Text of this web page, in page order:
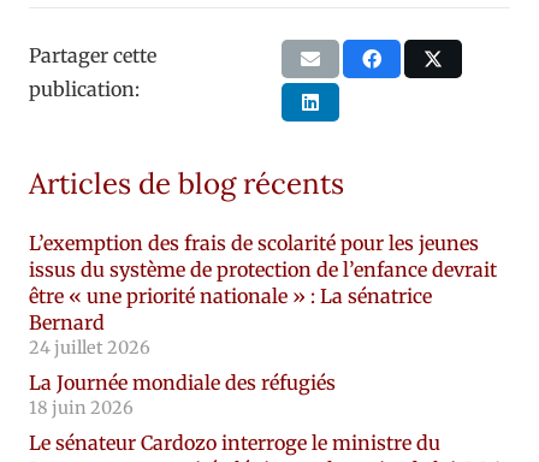
Partager cette
publication:
Articles de blog récents
L’exemption des frais de scolarité pour les jeunes
issus du système de protection de l’enfance devrait
être « une priorité nationale » : La sénatrice
Bernard
24 juillet 2026
La Journée mondiale des réfugiés
18 juin 2026
Le sénateur Cardozo interroge le ministre du